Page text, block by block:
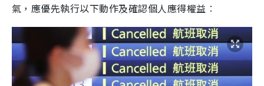
氣，應優先執行以下動作及確認個人應得權益︰